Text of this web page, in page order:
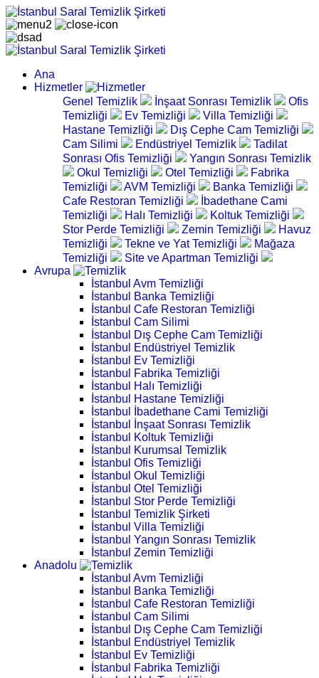
Ana
Hizmetler
Genel Temizlik
İnşaat Sonrası Temizlik
Ofis
Temizliği
Ev Temizliği
Villa Temizliği
Hastane Temizliği
Dış Cephe Cam Temizliği
Cam Silimi
Endüstriyel Temizlik
Tadilat
Sonrası Ofis Temizliği
Yangın Sonrası Temizlik
Okul Temizliği
Otel Temizliği
Fabrika
Temizliği
AVM Temizliği
Banka Temizliği
Cafe Restoran Temizliği
İbadethane Cami
Temizliği
Halı Temizliği
Koltuk Temizliği
Stor Perde Temizliği
Zemin Temizliği
Havuz
Temizliği
Tekne ve Yat Temizliği
Mağaza
Temizliği
Site ve Apartman Temizliği
Avrupa
İstanbul Avm Temizliği
İstanbul Banka Temizliği
İstanbul Cafe Restoran Temizliği
İstanbul Cam Silimi
İstanbul Dış Cephe Cam Temizliği
İstanbul Endüstriyel Temizlik
İstanbul Ev Temizliği
İstanbul Fabrika Temizliği
İstanbul Halı Temizliği
İstanbul Hastane Temizliği
İstanbul İbadethane Cami Temizliği
İstanbul İnşaat Sonrası Temizlik
İstanbul Koltuk Temizliği
İstanbul Kurumsal Temizlik
İstanbul Ofis Temizliği
İstanbul Okul Temizliği
İstanbul Otel Temizliği
İstanbul Stor Perde Temizliği
İstanbul Temizlik Şirketi
İstanbul Villa Temizliği
İstanbul Yangın Sonrası Temizlik
İstanbul Zemin Temizliği
Anadolu
İstanbul Avm Temizliği
İstanbul Banka Temizliği
İstanbul Cafe Restoran Temizliği
İstanbul Cam Silimi
İstanbul Dış Cephe Cam Temizliği
İstanbul Endüstriyel Temizlik
İstanbul Ev Temizliği
İstanbul Fabrika Temizliği